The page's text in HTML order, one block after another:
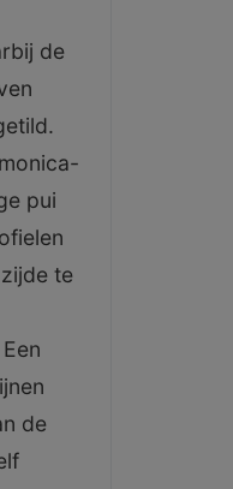
de
pui
te
Een
de